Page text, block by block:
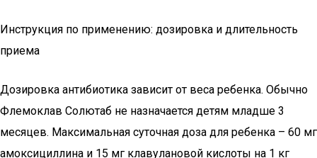
Инструкция по применению: дозировка и длительность
приема
Дозировка антибиотика зависит от веса ребенка. Обычно
Флемоклав Солютаб не назначается детям младше 3
месяцев. Максимальная суточная доза для ребенка – 60 мг
амоксициллина и 15 мг клавулановой кислоты на 1 кг